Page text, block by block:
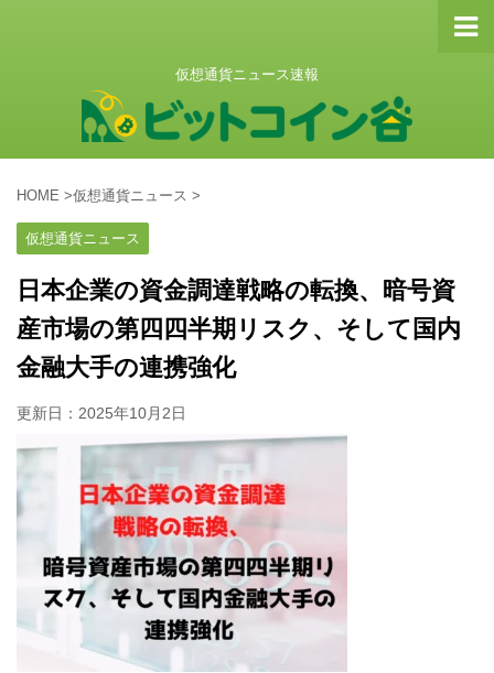
仮想通貨ニュース速報
HOME >仮想通貨ニュース >
仮想通貨ニュース
日本企業の資金調達戦略の転換、暗号資
産市場の第四四半期リスク、そして国内
金融大手の連携強化
更新日： 2025年10月2日